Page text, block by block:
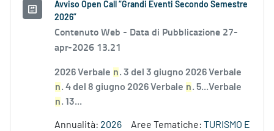
Avviso Open Call “Grandi Eventi Secondo Semestre
2026”
Contenuto Web - Data di Pubblicazione 27-
apr-2026 13.21
2026 Verbale n. 3 del 3 giugno 2026 Verbale
n. 4 del 8 giugno 2026 Verbale n. 5...Verbale
n. 13...
Annualità: 2026 Aree Tematiche: TURISMO E